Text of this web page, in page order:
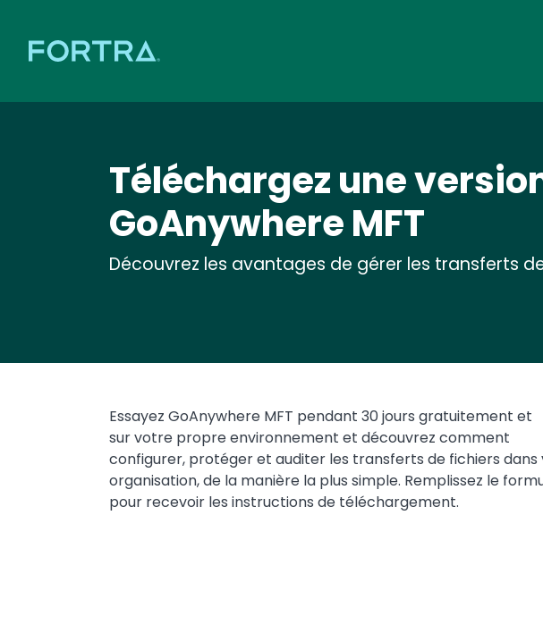
Téléchargez une
GoAnywhere MFT
Découvrez les avantages de gérer les transferts
Essayez GoAnywhere MFT pendant 30 jours gratuitement et
sur votre propre environnement et découvrez comment
configurer, protéger et auditer les transferts de fichiers
organisation, de la manière la plus simple. Remplissez le
pour recevoir les instructions de téléchargement.